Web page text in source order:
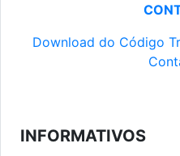
Download do Código
INFORMATIVOS